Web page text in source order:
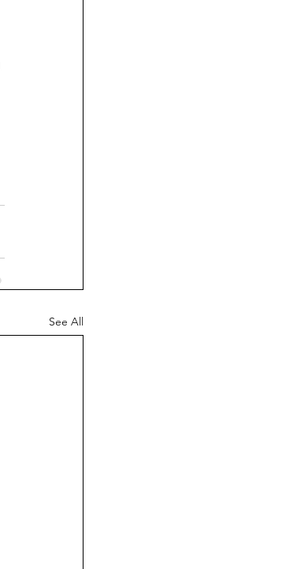
See All